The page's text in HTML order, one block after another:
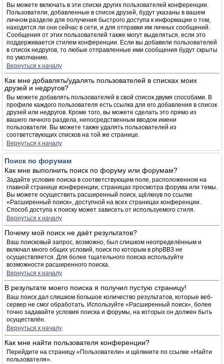
Вы можете включать в эти списки других пользователей конференции.
Пользователи, добавленные в список друзей, будут указаны в вашем
личном разделе для получения быстрого доступа к информации о том,
находятся ли они сейчас в сети, и для отправки им личных сообщений.
Сообщения от этих пользователей также могут выделяться, если это
поддерживается стилем конференции. Если вы добавили пользователей
в список недругов, то любые отправленные ими сообщения будут скрыты
по умолчанию.
Вернуться к началу
Как мне добавлять/удалять пользователей в списках моих
друзей и недругов?
Вы можете добавлять пользователей в свой список двумя способами. В
профиле каждого пользователя есть ссылка для его добавления в список
друзей или недругов. Кроме того, вы можете сделать это прямо из
вашего личного раздела, непосредственным вводом имени
пользователя. Вы можете также удалять пользователей из
соответствующих списков на той же странице.
Вернуться к началу
Поиск по форумам
Как мне выполнить поиск по форуму или форумам?
Задайте условие поиска в соответствующем поле, расположенном на
главной странице конференции, страницах просмотра форума или темы.
Вы можете осуществить расширенный поиск, щёлкнув по ссылке
«Расширенный поиск», доступной на всех страницах конференции.
Способ доступа к поиску может зависеть от используемого стиля.
Вернуться к началу
Почему мой поиск не даёт результатов?
Ваш поисковый запрос, возможно, был слишком неопределённым и
включал много общих условий, поиск по которым в phpBB3 не
осуществляется. Для более тщательного поиска используйте
возможности расширенного поиска.
Вернуться к началу
В результате моего поиска я получил пустую страницу!
Ваш поиск дал слишком большое количество результатов, которые веб-
сервер не смог обработать. Используйте «Расширенный поиск», более
точно задавайте условия поиска и форумы, на которых он должен быть
осуществлён.
Вернуться к началу
Как мне найти пользователя конференции?
Перейдите на страницу «Пользователи» и щёлкните по ссылке «Найти
пользователя».